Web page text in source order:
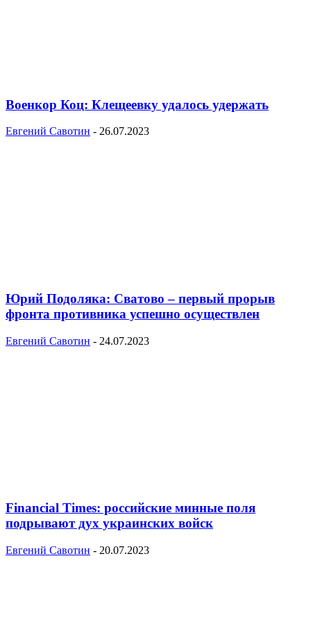
Военкор Коц: Клещеевку удалось удержать
Евгений Савотин - 26.07.2023
Юрий Подоляка: Сватово – первый прорыв
фронта противника успешно осуществлен
Евгений Савотин - 24.07.2023
Financial Times: российские минные поля
подрывают дух украинских войск
Евгений Савотин - 20.07.2023